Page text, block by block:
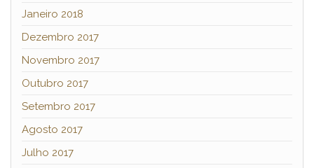
Janeiro 2018
Dezembro 2017
Novembro 2017
Outubro 2017
Setembro 2017
Agosto 2017
Julho 2017